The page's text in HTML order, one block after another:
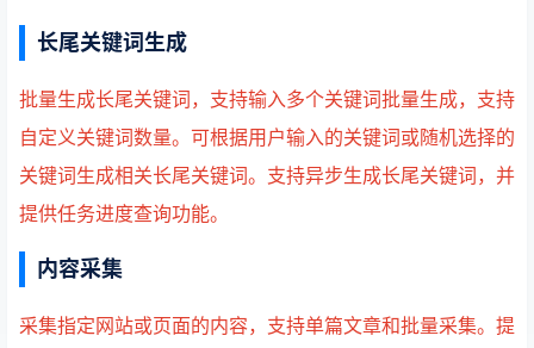
长尾关键词生成
批量生成长尾关键词，支持输入多个关键词批量生成，支持
自定义关键词数量。可根据用户输入的关键词或随机选择的
关键词生成相关长尾关键词。支持异步生成长尾关键词，并
提供任务进度查询功能。
内容采集
采集指定网站或页面的内容，支持单篇文章和批量采集。提